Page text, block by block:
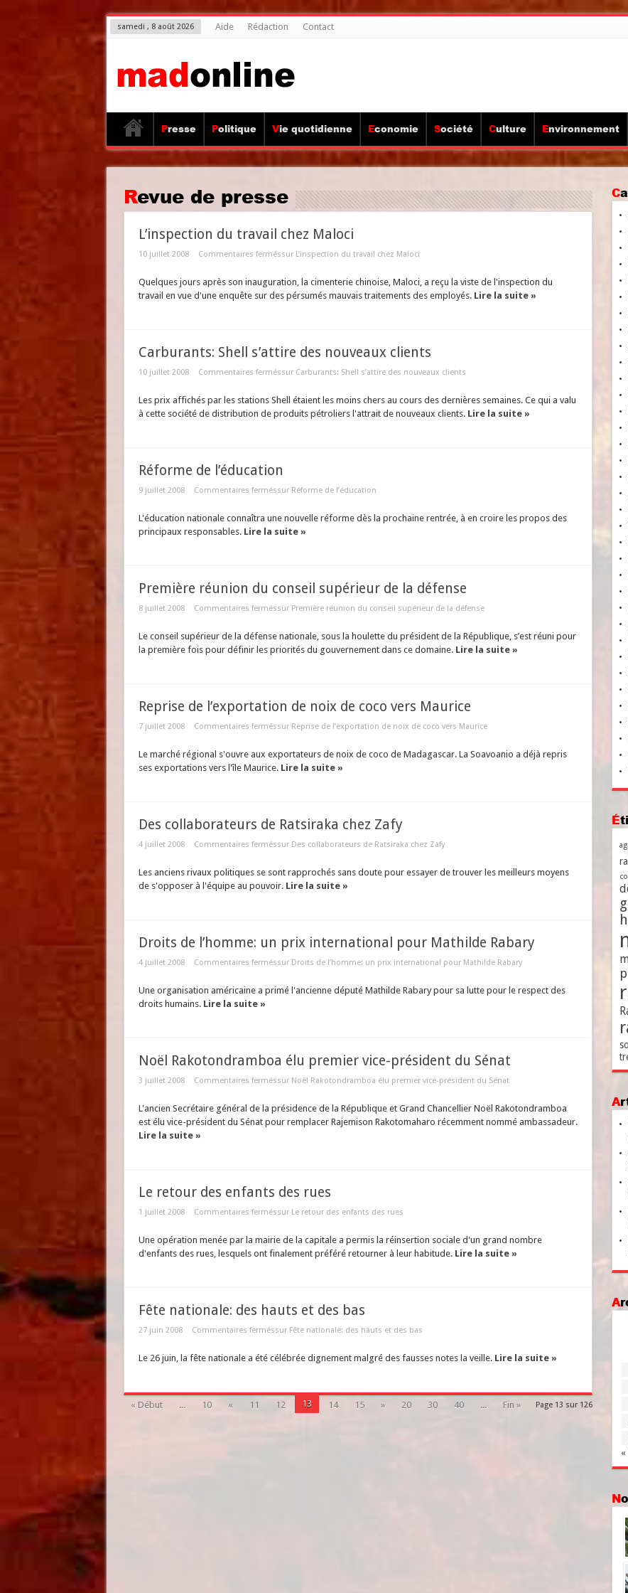
samedi , 8 août 2026 Aide Rédaction Contact
Presse Politique Vie quotidienne Economie Société Culture Environnement
Revue de presse
L’inspection du travail chez Maloci
10 juillet 2008 Commentaires ferméssur L’inspection du travail chez Maloci
Quelques jours après son inauguration, la cimenterie chinoise, Maloci, a reçu la viste de l'inspection du
travail en vue d'une enquête sur des pérsumés mauvais traitements des employés. Lire la suite »
Carburants: Shell s’attire des nouveaux clients
10 juillet 2008 Commentaires ferméssur Carburants: Shell s’attire des nouveaux clients
Les prix affichés par les stations Shell étaient les moins chers au cours des dernières semaines. Ce qui a valu
à cette société de distribution de produits pétroliers l'attrait de nouveaux clients. Lire la suite »
Réforme de l’éducation
9 juillet 2008 Commentaires ferméssur Réforme de l’éducation
L'éducation nationale connaîtra une nouvelle réforme dès la prochaine rentrée, à en croire les propos des
principaux responsables. Lire la suite »
Première réunion du conseil supérieur de la défense
8 juillet 2008 Commentaires ferméssur Première réunion du conseil supérieur de la défense
Le conseil supérieur de la défense nationale, sous la houlette du président de la République, s’est réuni pour
la première fois pour définir les priorités du gouvernement dans ce domaine. Lire la suite »
Reprise de l’exportation de noix de coco vers Maurice
7 juillet 2008 Commentaires ferméssur Reprise de l’exportation de noix de coco vers Maurice
Le marché régional s'ouvre aux exportateurs de noix de coco de Madagascar. La Soavoanio a déjà repris
ses exportations vers l'île Maurice. Lire la suite »
Des collaborateurs de Ratsiraka chez Zafy
4 juillet 2008 Commentaires ferméssur Des collaborateurs de Ratsiraka chez Zafy
Les anciens rivaux politiques se sont rapprochés sans doute pour essayer de trouver les meilleurs moyens
de s'opposer à l'équipe au pouvoir. Lire la suite »
Droits de l’homme: un prix international pour Mathilde Rabary
4 juillet 2008 Commentaires ferméssur Droits de l’homme: un prix international pour Mathilde Rabary
Une organisation américaine a primé l'ancienne député Mathilde Rabary pour sa lutte pour le respect des
droits humains. Lire la suite »
Noël Rakotondramboa élu premier vice-président du Sénat
3 juillet 2008 Commentaires ferméssur Noël Rakotondramboa élu premier vice-président du Sénat
L'ancien Secrétaire général de la présidence de la République et Grand Chancellier Noël Rakotondramboa
est élu vice-président du Sénat pour remplacer Rajemison Rakotomaharo récemment nommé ambassadeur.
Lire la suite »
Le retour des enfants des rues
1 juillet 2008 Commentaires ferméssur Le retour des enfants des rues
Une opération menée par la mairie de la capitale a permis la réinsertion sociale d'un grand nombre
d'enfants des rues, lesquels ont finalement préféré retourner à leur habitude. Lire la suite »
Fête nationale: des hauts et des bas
27 juin 2008 Commentaires ferméssur Fête nationale: des hauts et des bas
Le 26 juin, la fête nationale a été célébrée dignement malgré des fausses notes la veille. Lire la suite »
Page 13 sur 126
« Début ... 10 « 11 12 13 14 15 » 20 30 40 ... Fin »
«